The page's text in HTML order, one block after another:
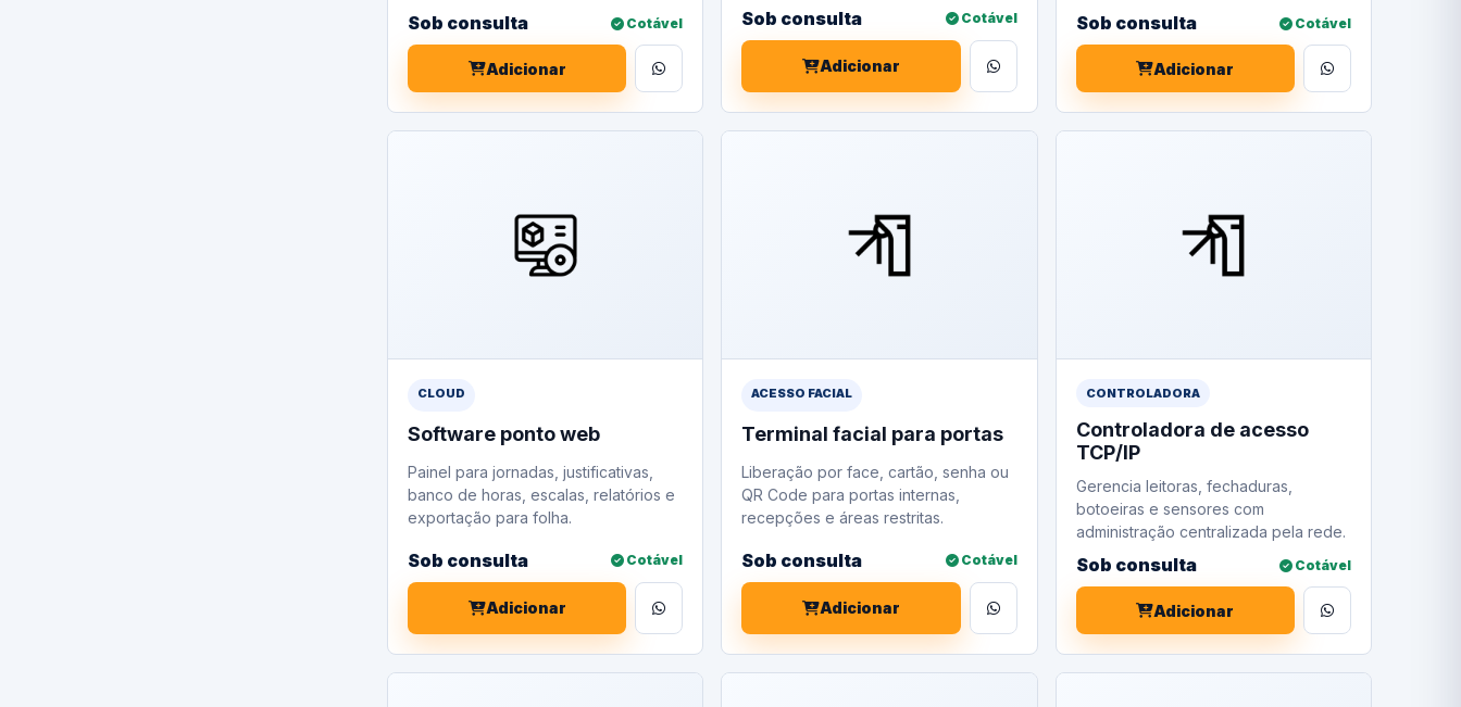
Sob consulta Cotável
Adicionar
Sob consulta Cotável
Adicionar
Sob consulta Cotável
Adicionar
CLOUD
Software ponto web
Painel para jornadas, justificativas,
banco de horas, escalas, relatórios e
exportação para folha.
Sob consulta Cotável
Adicionar
ACESSO FACIAL
Terminal facial para portas
Liberação por face, cartão, senha ou
QR Code para portas internas,
recepções e áreas restritas.
Sob consulta Cotável
Adicionar
CONTROLADORA
Controladora de acesso
TCP/IP
Gerencia leitoras, fechaduras,
botoeiras e sensores com
administração centralizada pela rede.
Sob consulta Cotável
Adicionar